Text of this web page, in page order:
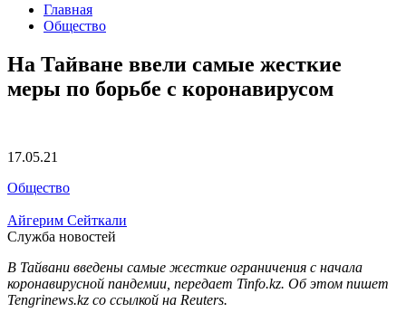
Главная
Общество
На Тайване ввели самые жесткие
меры по борьбе с коронавирусом
17.05.21
Общество
Айгерим Сейткали
Служба новостей
В Тайвани введены самые жесткие ограничения с начала
коронавирусной пандемии, передает Tinfo.kz. Об этом пишет
Tengrinews.kz со ссылкой на Reuters.